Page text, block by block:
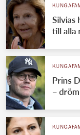
Silvias
till alla
Prins
–